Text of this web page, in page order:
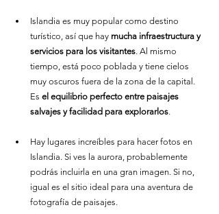
Islandia es muy popular como destino
turístico, así que hay mucha infraestructura y
servicios para los visitantes. Al mismo
tiempo, está poco poblada y tiene cielos
muy oscuros fuera de la zona de la capital.
Es el equilibrio perfecto entre paisajes
salvajes y facilidad para explorarlos.
Hay lugares increíbles para hacer fotos en
Islandia. Si ves la aurora, probablemente
podrás incluirla en una gran imagen. Si no,
igual es el sitio ideal para una aventura de
fotografía de paisajes.